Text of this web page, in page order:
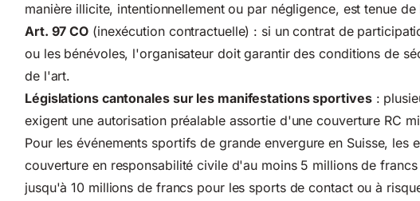
manière illicite, intentionnellement ou par négligence, est tenue de
Art. 97 CO (inexécution contractuelle) : si un contrat de
ou les bénévoles, l'organisateur doit garantir des conditions de
de l'art.
Législations cantonales sur les manifestations sportives:
exigent une autorisation préalable assortie d'une couverture RC
Pour les événements sportifs de grande envergure en Suisse, les
couverture en responsabilité civile d'au moins 5 millions de
jusqu'à 10 millions de francs pour les sports de contact ou à